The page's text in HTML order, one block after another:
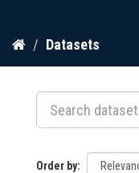
Skip
content
Datasets
Order by